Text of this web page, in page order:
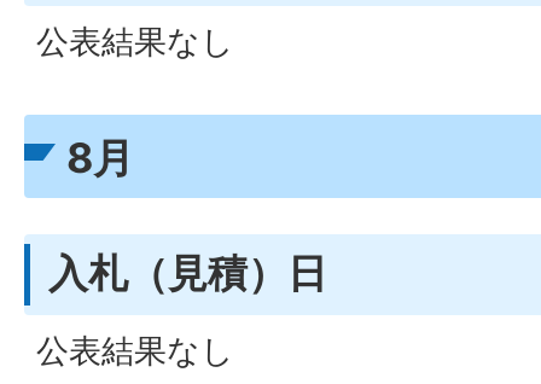
公表結果なし
8月
入札（見積）日
公表結果なし